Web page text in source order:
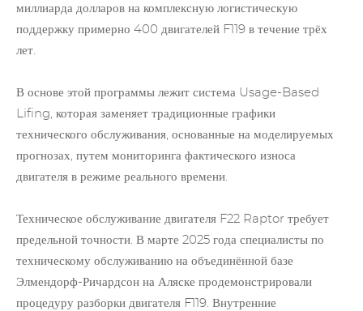
миллиарда долларов на комплексную логистическую
поддержку примерно 400 двигателей F119 в течение трёх
лет.
В основе этой программы лежит система Usage-Based
Lifing, которая заменяет традиционные графики
технического обслуживания, основанные на моделируемых
прогнозах, путем мониторинга фактического износа
двигателя в режиме реального времени.
Техническое обслуживание двигателя F22 Raptor требует
предельной точности. В марте 2025 года специалисты по
техническому обслуживанию на объединённой базе
Элмендорф-Ричардсон на Аляске продемонстрировали
процедуру разборки двигателя F119. Внутренние